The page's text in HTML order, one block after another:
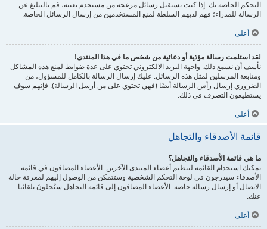
التحكم الخاصة بك. إذا كنت تستقبل رسائل مزعجة من مستخدم بعينه، قم بالتبليغ عن
الرسالة للمدراء؛ فهم لديهم السلطة لمنع المستخدمين من إرسال الرسائل الخاصة.
أعلى
لقد استلمت رسالة مؤذية أو دعائية من شخص ما في هذا المنتدى!
نأسف أن نسمع ذلك. واجهة البريد الالكتروني تحتوي على عدة ضوابط لمنع هذه المشاكل
ومتابعة المرسلين لمثل هذه الرسائل. عليك إرسال الرسالة بالكامل للمسؤول، من
الضروري إرسال رأس الرسالة أيضًا (فهي تحتوي على من أرسل الرسالة). فإنهم سوف
يستطيعون التصرف في ذلك.
أعلى
قائمة الأصدقاء والتجاهل
ما هي قائمة الأصدقاء والتجاهل؟
يمكنك استخدام القائمة لتنظيم أعضاء المنتدى الآخرين. الأعضاء المضافون في قائمة
الأصدقاء سيدرجون في لوحة التحكم الشخصية وستتمكن من الوصول إليهم لمعرفة حالة
الاتصال أو إرسال رسالة خاصة. الأعضاء المضافون إلى قائمة التجاهل سيُخفَونَ تلقائيا
عنك.
أعلى